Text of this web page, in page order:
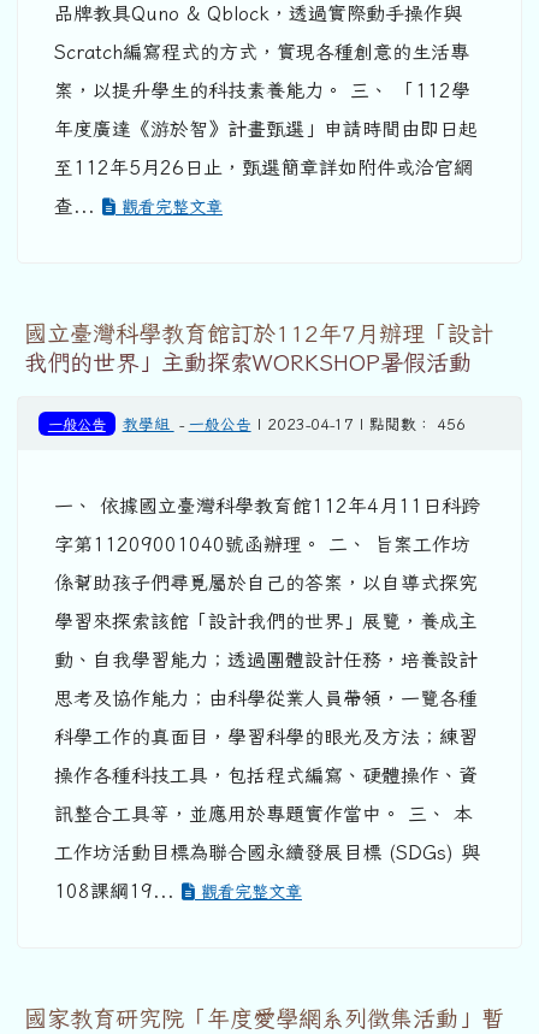
品牌教具Quno & Qblock，透過實際動手操作與
Scratch編寫程式的方式，實現各種創意的生活專
案，以提升學生的科技素養能力。 三、 「112學
年度廣達《游於智》計畫甄選」申請時間由即日起
至112年5月26日止，甄選簡章詳如附件或洽官網
查...
觀看完整文章
國立臺灣科學教育館訂於112年7月辦理「設計
我們的世界」主動探索WORKSHOP暑假活動
一般公告 教學組 - 一般公告 | 2023-04-17 | 點閱數： 456
一、 依據國立臺灣科學教育館112年4月11日科跨
字第11209001040號函辦理。 二、 旨案工作坊
係幫助孩子們尋覓屬於自己的答案，以自導式探究
學習來探索該館「設計我們的世界」展覽，養成主
動、自我學習能力；透過團體設計任務，培養設計
思考及協作能力；由科學從業人員帶領，一覽各種
科學工作的真面目，學習科學的眼光及方法；練習
操作各種科技工具，包括程式編寫、硬體操作、資
訊整合工具等，並應用於專題實作當中。 三、 本
工作坊活動目標為聯合國永續發展目標 (SDGs) 與
108課綱19...
觀看完整文章
國家教育研究院「年度愛學網系列徵集活動」暫